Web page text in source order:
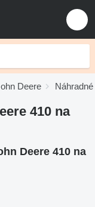
Deere
410 na
Deere 410 na